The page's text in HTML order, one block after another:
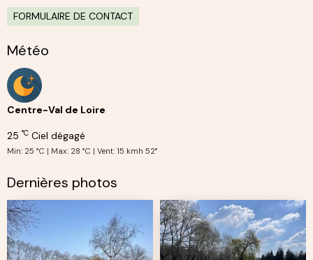
FORMULAIRE DE CONTACT
Météo
Centre-Val de Loire
25 °C Ciel dégagé
Min: 25 °C | Max: 28 °C | Vent: 15 kmh 52°
Dernières photos